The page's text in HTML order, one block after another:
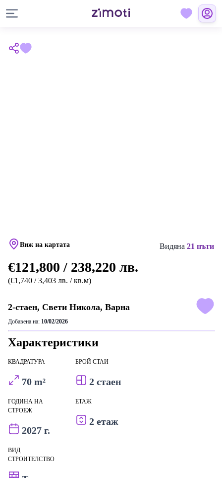
Виж на картата Видяна 21 пъти
€121,800 / 238,220 лв.
(€1,740 / 3,403 лв. / кв.м)
2-стаен, Свети Никола, Варна
Добавена на: 10/02/2026
Характеристики
КВАДРАТУРА
70 m²
БРОЙ СТАИ
2 стаен
ГОДИНА НА
СТРОЕЖ
2027 г.
ЕТАЖ
2 етаж
ВИД
СТРОИТЕЛСТВО